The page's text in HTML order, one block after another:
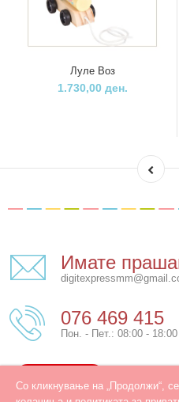
Со кликнување на „Продолжи“,
Луле Воз
1.730,00 ден.
Имате
076 469 415
Пон. - Пет.: 08:00 -